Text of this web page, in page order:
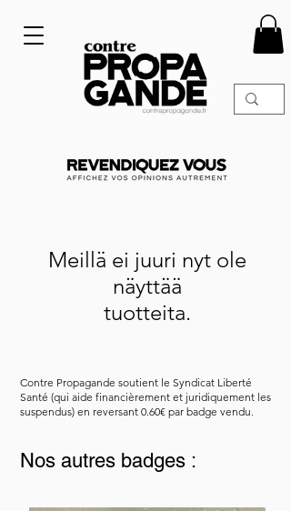
Meillä ei juuri nyt ole
näyttää
tuotteita.
Contre Propagande soutient le Syndicat Liberté
Santé (qui aide financièrement et juridiquement les
suspendus) en reversant 0.60€ par badge vendu.
Nos autres badges :